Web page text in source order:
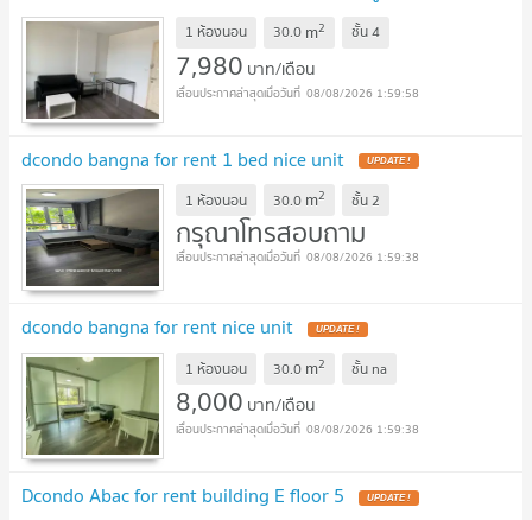
บรรยากาศดีสุดๆ 🌿✨
1 ห้องนอน 30.0 m2 ชั้น4
7,980 บาท/เดือน
08/08/2026 1:59:58
dcondo bangna for rent 1 bed nice unit
1 ห้องนอน 30.0 m2 ชั้น2
กรุณาโทรสอบถาม
08/08/2026 1:59:38
dcondo bangna for rent nice unit
1 ห้องนอน 30.0 m2 ชั้น na
8,000 บาท/เดือน
08/08/2026 1:59:38
Dcondo Abac for rent building E floor 5